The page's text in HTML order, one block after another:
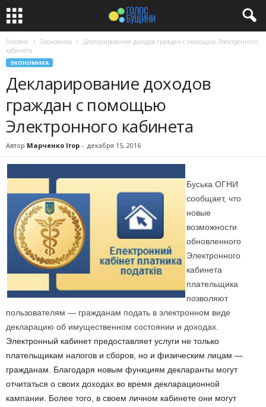
Головна Экономика
Декларирование доходов граждан с помощью Электронного
кабинета
ЭКОНОМИКА
Декларирование доходов
граждан с помощью
Электронного кабинета
Автор Марченко Ігор - декабря 15, 2016
Буська ОГНИ
сообщает, что
новые
возможности
обновленного
Электронного
кабинета
плательщика
позволяют
пользователям — гражданам подать в электронном виде
декларацию об имущественном состоянии и доходах.
Электронный кабинет предоставляет услуги не только
плательщикам налогов и сборов, но и физическим лицам —
гражданам. Благодаря новым функциям декларанты могут
отчитаться о своих доходах во время декларационной
кампании. Более того, в своем личном кабинете они могут